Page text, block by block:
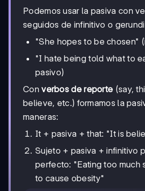
Podemos usar la pasiva con
seguidos de infinitivo o
"She hopes to be chosen"
"I hate being told what to
pasivo)
Converbos de reporte (say,
believe, etc.) formamos la
maneras:
It + pasiva + that: "It is
Sujeto + pasiva + infinitivo
perfecto: "Eating too much
to cause obesity"